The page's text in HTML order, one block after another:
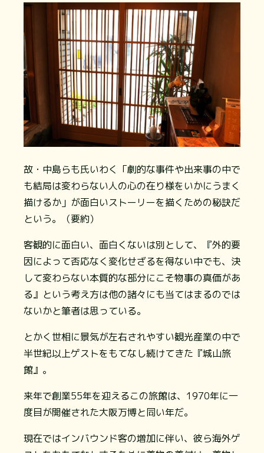
故・中島らも氏いわく「劇的な事件や出来事の中で
も結局は変わらない人の心の在り様をいかにうまく
描けるか」が面白いストーリーを描くための秘訣だ
という。（要約）
客観的に面白い、面白くないは別として、『外的要
因によって否応なく変化せざるを得ない中でも、決
して変わらない本質的な部分にこそ物事の真価があ
る』という考え方は他の諸々にも当てはまるのでは
ないかと筆者は思っている。
とかく世相に景気が左右されやすい観光産業の中で
半世紀以上ゲストをもてなし続けてきた『城山旅
館』。
来年で創業55年を迎えるこの旅館は、1970年に一
度目が開催された大阪万博と同い年だ。
現在ではインバウンド客の増加に伴い、彼ら海外ゲ